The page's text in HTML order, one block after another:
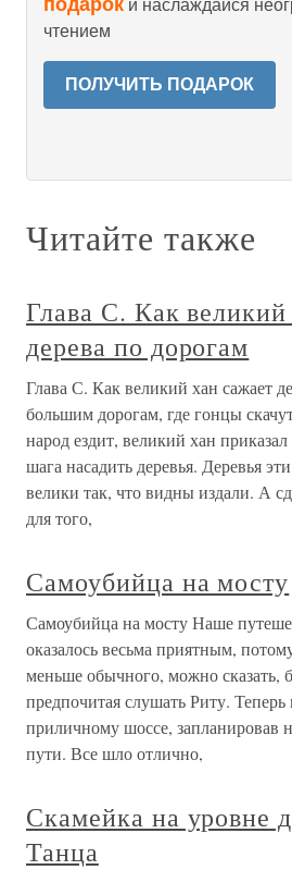
подарок и наслаждайся
чтением
ПОЛУЧИТЬ ПОДАРОК
Читайте также
Глава С. Как
дерева по дорогам
Глава С. Как великий хан сажает
большим дорогам, где гонцы
народ ездит, великий хан
шага насадить деревья. Деревья
велики так, что видны издали. А
для того,
Самоубийца на мосту
Самоубийца на мосту Наше
оказалось весьма приятным,
меньше обычного, можно сказать,
предпочитая слушать Риту.
приличному шоссе, запланировав
пути. Все шло отлично,
Скамейка на уровне
Танца